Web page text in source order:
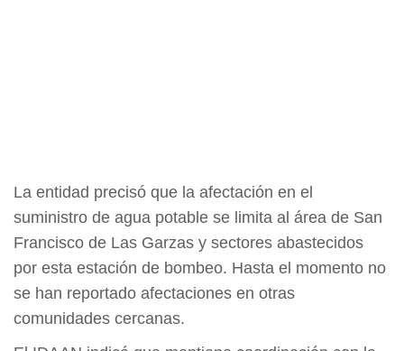
La entidad precisó que la afectación en el
suministro de agua potable se limita al área de San
Francisco de Las Garzas y sectores abastecidos
por esta estación de bombeo. Hasta el momento no
se han reportado afectaciones en otras
comunidades cercanas.